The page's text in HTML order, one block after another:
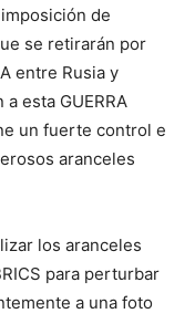
de
se retirarán por
entre Rusia y
esta GUERRA
un fuerte control e
aranceles
los aranceles
para perturbar
a una foto